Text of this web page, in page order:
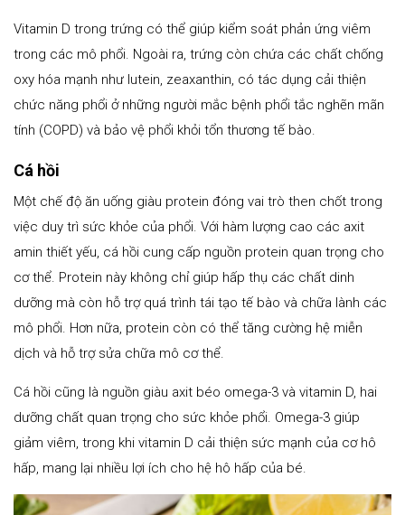
Vitamin D trong trứng có thể giúp kiểm soát phản ứng viêm
trong các mô phổi. Ngoài ra, trứng còn chứa các chất chống
oxy hóa mạnh như lutein, zeaxanthin, có tác dụng cải thiện
chức năng phổi ở những người mắc bệnh phổi tắc nghẽn mãn
tính (COPD) và bảo vệ phổi khỏi tổn thương tế bào.
Cá hồi
Một chế độ ăn uống giàu protein đóng vai trò then chốt trong
việc duy trì sức khỏe của phổi. Với hàm lượng cao các axit
amin thiết yếu, cá hồi cung cấp nguồn protein quan trọng cho
cơ thể. Protein này không chỉ giúp hấp thụ các chất dinh
dưỡng mà còn hỗ trợ quá trình tái tạo tế bào và chữa lành các
mô phổi. Hơn nữa, protein còn có thể tăng cường hệ miễn
dịch và hỗ trợ sửa chữa mô cơ thể.
Cá hồi cũng là nguồn giàu axit béo omega-3 và vitamin D, hai
dưỡng chất quan trọng cho sức khỏe phổi. Omega-3 giúp
giảm viêm, trong khi vitamin D cải thiện sức mạnh của cơ hô
hấp, mang lại nhiều lợi ích cho hệ hô hấp của bé.